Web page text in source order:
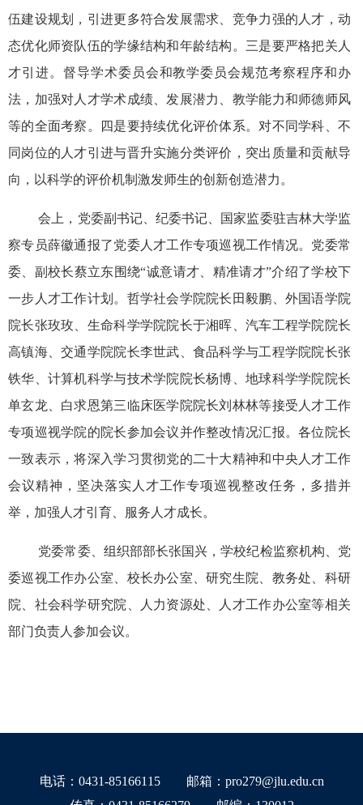
伍建设规划，引进更多符合发展需求、竞争力强的人才，动
态优化师资队伍的学缘结构和年龄结构。三是要严格把关人
才引进。督导学术委员会和教学委员会规范考察程序和办
法，加强对人才学术成绩、发展潜力、教学能力和师德师风
等的全面考察。四是要持续优化评价体系。对不同学科、不
同岗位的人才引进与晋升实施分类评价，突出质量和贡献导
向，以科学的评价机制激发师生的创新创造潜力。
会上，党委副书记、纪委书记、国家监委驻吉林大学监
察专员薛徽通报了党委人才工作专项巡视工作情况。党委常
委、副校长蔡立东围绕“诚意请才、精准请才”介绍了学校下
一步人才工作计划。哲学社会学院院长田毅鹏、外国语学院
院长张玫玫、生命科学学院院长于湘晖、汽车工程学院院长
高镇海、交通学院院长李世武、食品科学与工程学院院长张
铁华、计算机科学与技术学院院长杨博、地球科学学院院长
单玄龙、白求恩第三临床医学院院长刘林林等接受人才工作
专项巡视学院的院长参加会议并作整改情况汇报。各位院长
一致表示，将深入学习贯彻党的二十大精神和中央人才工作
会议精神，坚决落实人才工作专项巡视整改任务，多措并
举，加强人才引育、服务人才成长。
党委常委、组织部部长张国兴，学校纪检监察机构、党
委巡视工作办公室、校长办公室、研究生院、教务处、科研
院、社会科学研究院、人力资源处、人才工作办公室等相关
部门负责人参加会议。
电话：0431-85166115 邮箱：pro279@jlu.edu.cn